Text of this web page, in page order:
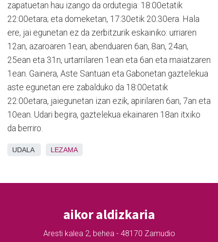
zapatuetan hau izango da ordutegia: 18:00etatik
22:00etara; eta domeketan, 17:30etik 20:30era. Hala
ere, jai egunetan ez da zerbitzurik eskainiko: urriaren
12an, azaroaren 1ean, abenduaren 6an, 8an, 24an,
25ean eta 31n, urtarrilaren 1ean eta 6an eta maiatzaren
1ean. Gainera, Aste Santuan eta Gabonetan gaztelekua
aste egunetan ere zabalduko da 18:00etatik
22:00etara, jaiegunetan izan ezik, apirilaren 6an, 7an eta
10ean. Udari begira, gaztelekua ekainaren 18an itxiko
da berriro.
UDALA LEZAMA
aikor aldizkaria
Aresti kalea 2, behea - 48170 Zamudio